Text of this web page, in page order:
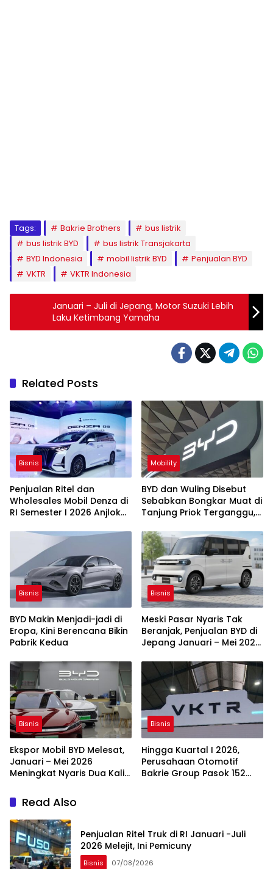
Tags: Bakrie Brothers
bus listrik
bus listrik BYD
bus listrik Transjakarta
BYD Indonesia
mobil listrik BYD
Penjualan BYD
VKTR
VKTR Indonesia
Januari – Juli di Jepang, Motor Suzuki Lebih
Laku Ketimbang Yamaha
Related Posts
Bisnis
Penjualan Ritel dan
Wholesales Mobil Denza di
RI Semester I 2026 Anjlok
Mobility
BYD dan Wuling Disebut
Sebabkan Bongkar Muat di
Tanjung Priok Terganggu,
Minggu Lebih
Bisnis
BYD Makin Menjadi-jadi di
Eropa, Kini Berencana Bikin
Pabrik Kedua
Bisnis
Meski Pasar Nyaris Tak
Beranjak, Penjualan BYD di
Jepang Januari – Mei 2026
Bisnis
Ekspor Mobil BYD Melesat,
Januari – Mei 2026
Meningkat Nyaris Dua Kali
Bisnis
Hingga Kuartal I 2026,
Perusahaan Otomotif
Bakrie Group Pasok 152
Read Also
Penjualan Ritel Truk di RI Januari -Juli
2026 Melejit, Ini Pemicuny
Bisnis 07/08/2026